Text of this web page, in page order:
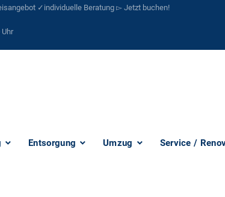
✓individuelle Beratung ▻ Jetzt buchen!
Entsorgung Umzug Service /